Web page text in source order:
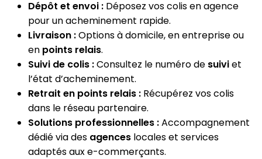
Dépôt et envoi : Déposez vos colis en agence
pour un acheminement rapide.
Livraison :Options à domicile, en entreprise ou
en points relais.
Suivi de colis :Consultez le numéro de suiviet
l’état d’acheminement.
Retrait en points relais : Récupérez vos colis
dans le réseau partenaire.
Solutions professionnelles :Accompagnement
dédié via des agences locales et services
adaptés aux e-commerçants.